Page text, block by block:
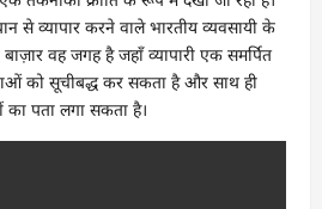
से व्यापार करने वाले भारतीय व्यवसायी के
वह जगह है जहाँ व्यापारी एक समर्पित
को सूचीबद्ध कर सकता है और साथ ही
का पता लगा सकता है।